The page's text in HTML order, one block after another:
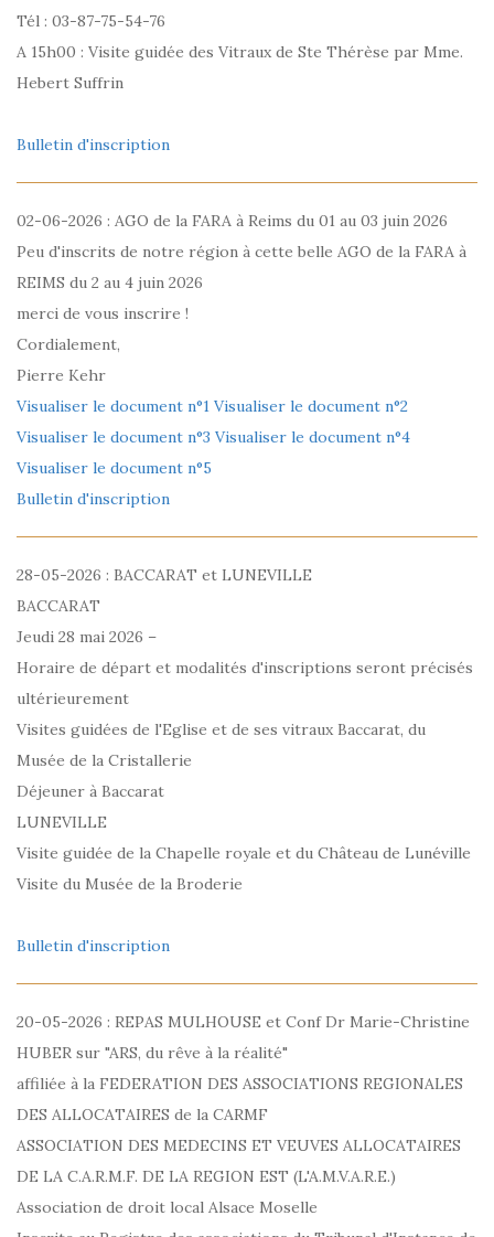
Tél : 03-87-75-54-76
A 15h00 : Visite guidée des Vitraux de Ste Thérèse par Mme.
Hebert Suffrin
Bulletin d'inscription
02-06-2026 : AGO de la FARA à Reims du 01 au 03 juin 2026
Peu d'inscrits de notre région à cette belle AGO de la FARA à
REIMS du 2 au 4 juin 2026
merci de vous inscrire !
Cordialement,
Pierre Kehr
Visualiser le document n°1 Visualiser le document n°2
Visualiser le document n°3 Visualiser le document n°4
Visualiser le document n°5
Bulletin d'inscription
28-05-2026 : BACCARAT et LUNEVILLE
BACCARAT
Jeudi 28 mai 2026 –
Horaire de départ et modalités d'inscriptions seront précisés
ultérieurement
Visites guidées de l'Eglise et de ses vitraux Baccarat, du
Musée de la Cristallerie
Déjeuner à Baccarat
LUNEVILLE
Visite guidée de la Chapelle royale et du Château de Lunéville
Visite du Musée de la Broderie
Bulletin d'inscription
20-05-2026 : REPAS MULHOUSE et Conf Dr Marie-Christine
HUBER sur "ARS, du rêve à la réalité"
affiliée à la FEDERATION DES ASSOCIATIONS REGIONALES
DES ALLOCATAIRES de la CARMF
ASSOCIATION DES MEDECINS ET VEUVES ALLOCATAIRES
DE LA C.A.R.M.F. DE LA REGION EST (L'A.M.V.A.R.E.)
Association de droit local Alsace Moselle